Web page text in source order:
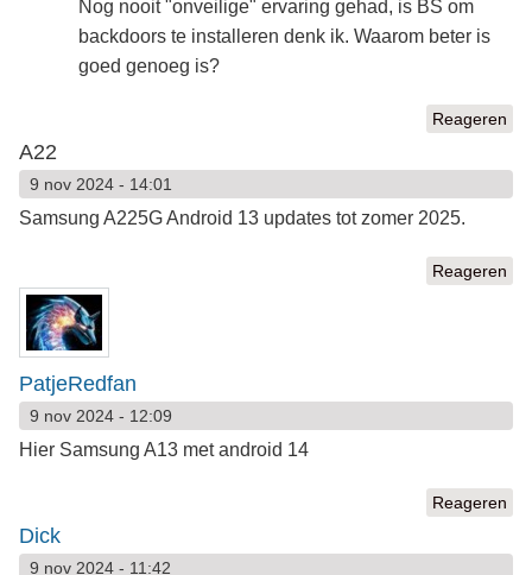
Nog nooit "onveilige" ervaring gehad, is BS om
backdoors te installeren denk ik. Waarom beter is
goed genoeg is?
Reageren
A22
9 nov 2024 - 14:01
Samsung A225G Android 13 updates tot zomer 2025.
Reageren
PatjeRedfan
9 nov 2024 - 12:09
Hier Samsung A13 met android 14
Reageren
Dick
9 nov 2024 - 11:42